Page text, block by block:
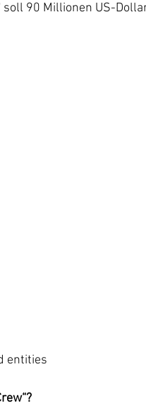
soll 90 Millionen US-
entities